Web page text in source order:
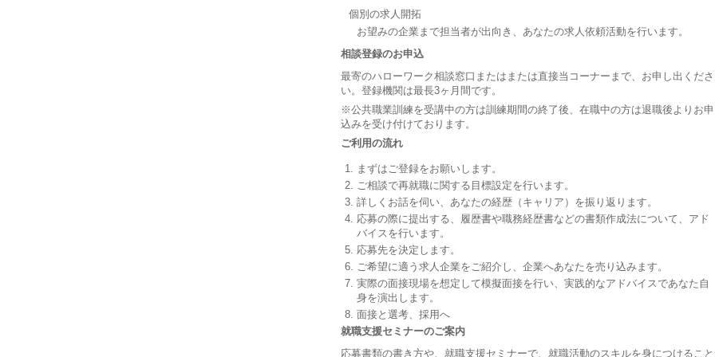
個別の求人開拓
お望みの企業まで担当者が出向き、あなたの求人依頼活動を行います。
相談登録のお申込
最寄のハローワーク相談窓口またはまたは直接当コーナーまで、お申し出くださ
い。登録機関は最長3ヶ月間です。
※公共職業訓練を受講中の方は訓練期間の終了後、在職中の方は退職後よりお
込みを受け付けております。
ご利用の流れ
まずはご登録をお願いします。
ご相談で再就職に関する目標設定を行います。
詳しくお話を伺い、あなたの経歴（キャリア）を振り返ります。
応募の際に提出する、履歴書や職務経歴書などの書類作成法について、アド
バイスを行います。
応募先を決定します。
ご希望に適う求人企業をご紹介し、企業へあなたを売り込みます。
実際の面接現場を想定して模擬面接を行い、実践的なアドバイスであなた自
身を演出します。
面接と選考、採用へ
就職支援セミナーのご案内
応募書類の書き方や、就職支援セミナーで、就職活動のスキルを身につけるこ